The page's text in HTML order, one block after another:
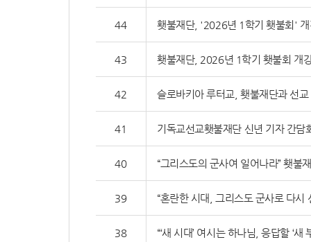
44 횃불재단, '2026년 1학기 횃불회' 개
43 횃불재단, 2026년 1학기 횃불회 개
42 슬로바키아 루터교, 횃불재단과 선
41 기독교선교횃불재단 신년 기자 간담
40 “그리스도의 군사여 일어나라” 횃불
39 “혼란한 시대, 그리스도 군사로 다시
38 “‘새 시대’ 여시는 하나님, 응답할 ‘새